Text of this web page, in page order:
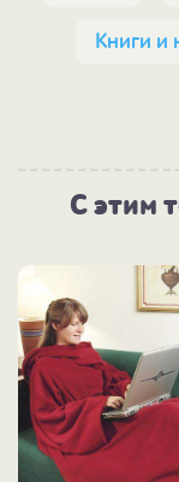
Книги и
С этим